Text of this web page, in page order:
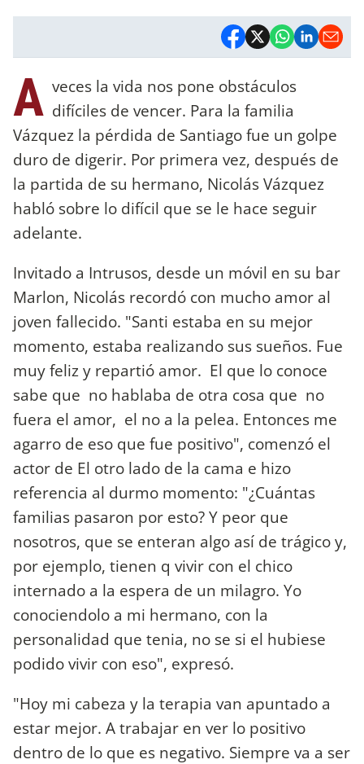
A veces la vida nos pone obstáculos
difíciles de vencer. Para la familia
Vázquez la pérdida de Santiago fue un golpe
duro de digerir. Por primera vez, después de
la partida de su hermano, Nicolás Vázquez
habló sobre lo difícil que se le hace seguir
adelante.
Invitado a Intrusos, desde un móvil en su bar
Marlon, Nicolás recordó con mucho amor al
joven fallecido. "Santi estaba en su mejor
momento, estaba realizando sus sueños. Fue
muy feliz y repartió amor. El que lo conoce
sabe que no hablaba de otra cosa que no
fuera el amor, el no a la pelea. Entonces me
agarro de eso que fue positivo", comenzó el
actor de El otro lado de la cama e hizo
referencia al durmo momento: "¿Cuántas
familias pasaron por esto? Y peor que
nosotros, que se enteran algo así de trágico y,
por ejemplo, tienen q vivir con el chico
internado a la espera de un milagro. Yo
conociendolo a mi hermano, con la
personalidad que tenia, no se si el hubiese
podido vivir con eso", expresó.
"Hoy mi cabeza y la terapia van apuntado a
estar mejor. A trabajar en ver lo positivo
dentro de lo que es negativo. Siempre va a ser